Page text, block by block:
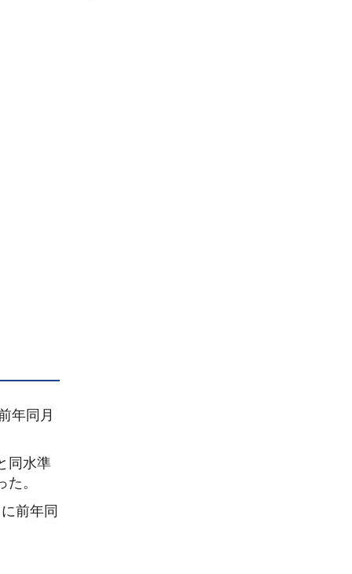
年同月
同水準
。
前年同